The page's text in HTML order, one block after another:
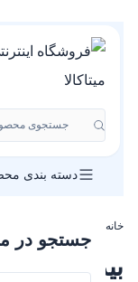
جستجوی
جستجو در
دسته بندی
خانه
بیده